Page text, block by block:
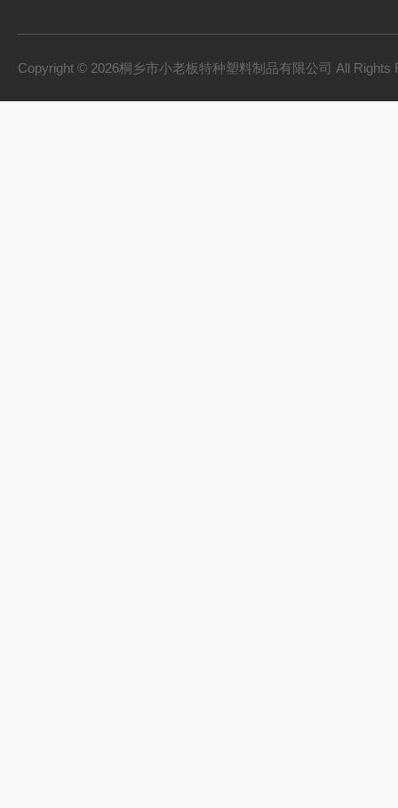
Copyright © 2026桐乡市小老板特种塑料制品有限公司 All